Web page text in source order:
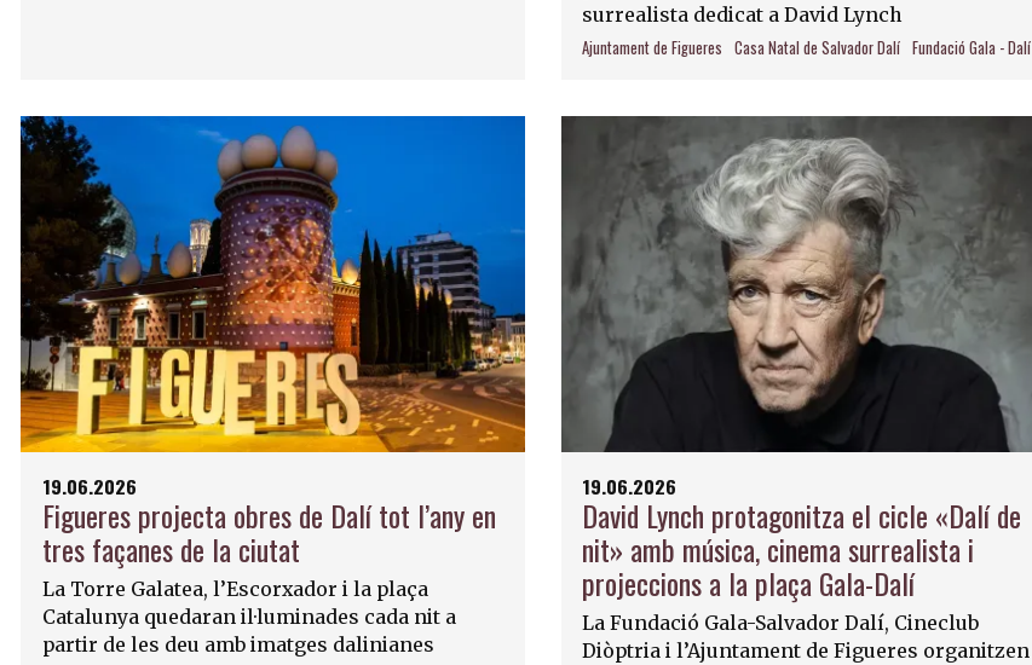
surrealista dedicat a David Lynch
Ajuntament de Figueres Casa Natal de Salvador Dalí Fundació Gala - Dalí
19.06.2026
Figueres projecta obres de Dalí tot l’any en
tres façanes de la ciutat
La Torre Galatea, l’Escorxador i la plaça
Catalunya quedaran il·luminades cada nit a
partir de les deu amb imatges dalinianes
19.06.2026
David Lynch protagonitza el cicle «Dalí de
nit» amb música, cinema surrealista i
projeccions a la plaça Gala-Dalí
La Fundació Gala-Salvador Dalí, Cineclub
Diòptria i l’Ajuntament de Figueres organitzen